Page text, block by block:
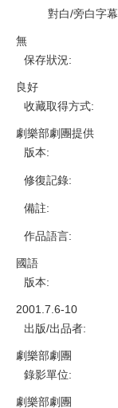
對白/旁白字幕
無
保存狀況:
良好
收藏取得方式:
劇樂部劇團提供
版本:
修復記錄:
備註:
作品語言:
國語
版本:
2001.7.6-10
出版/出品者:
劇樂部劇團
錄影單位:
劇樂部劇團